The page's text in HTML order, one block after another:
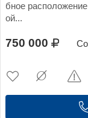
бное
ой...
750 000